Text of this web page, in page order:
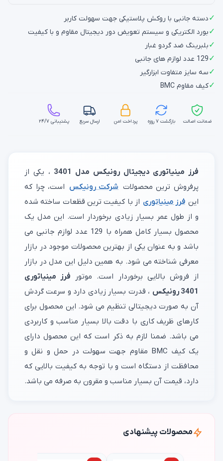
✓دسته جانبی با روکش پلاستیکی جهت سهولت کاربر
✓بورد الکتریکی و سیستم تعویض دور دیجیتال مقاوم و با کیفیت
✓بلبرینگ ضد گردو غبار
✓129 عدد لوازم های جانبی
✓سه سایز متفاوت ابزارگیر
✓کیف مقاوم BMC
ضمانت اصالت بازگشت ۷ روزه پرداخت امن ارسال سریع پشتیبانی ۲۴/۷
فرز مینیاتوری دیجیتال رونیکس مدل 3401
، یکی از
پرفروش ترین محصولات شرکت رونیکس است، چرا که
این فرز مینیاتوری از با کیفیت ترین قظعات ساخته شده
و از طول عمر بسیار زیادی برخوردار است. این مدل یک
محصول بسیار کامل همراه با 129 عدد لوازم جانبی می
باشد و به عنوان یکی از بهترین محصولات موجود در بازار
معرفی شناخته می شود. به همین دلیل این مدل در بازار
از فروش بالایی برخوردار است. موتور فرز مینیاتوری
3401 رونیکس
، قدرت بسیار زیادی دارد و سرعت گردش
آن به صورت دیجیتالی تنظیم می شود. این محصول برای
کارهای ظریف کاری با دقت بالا بسیار مناسب و کاربردی
می باشد. ضمنا لازم به ذکر است که این محصول دارای
یک کیف BMC مقاوم جهت سهولت در حمل و نقل و
محافظت از دستگاه است و با توجه به کیفیت بالایی که
دارد، قیمت آن بسیار مناسب و مقرون به صرفه می باشد.
محصولات پیشنهادی